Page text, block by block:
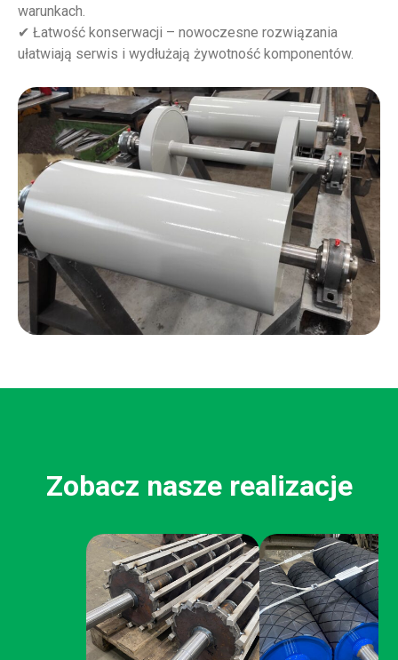
warunkach.
✔ Łatwość konserwacji – nowoczesne rozwiązania
ułatwiają serwis i wydłużają żywotność komponentów.
Zobacz nasze realizacje